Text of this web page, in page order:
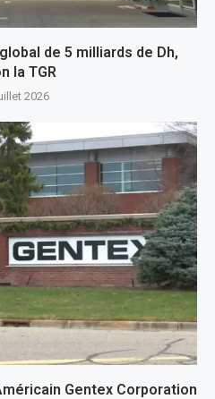
de 5 milliards de Dh,
la TGR
2026
Gentex Corporation